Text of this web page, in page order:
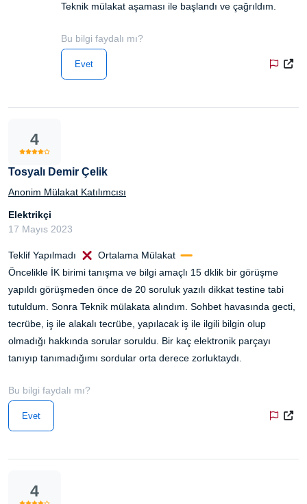
Teknik mülakat aşaması ile başlandı ve çağrıldım.
Bu bilgi faydalı mı?
Evet
4
Tosyalı Demir Çelik
Anonim Mülakat Katılımcısı
Elektrikçi
17 Mayıs 2023
Teklif Yapılmadı
Ortalama Mülakat
Öncelikle İK birimi tanışma ve bilgi amaçlı 15 dklik bir görüşme
yapıldı görüşmeden önce de 20 soruluk yazılı dikkat testine tabi
tutuldum. Sonra Teknik mülakata alındım. Sohbet havasında gecti,
tecrübe, iş ile alakalı tecrübe, yapılacak iş ile ilgili bilgin olup
olmadığı hakkında sorular soruldu. Bir kaç elektronik parçayı
tanıyıp tanımadığımı sordular orta derece zorluktaydı.
Bu bilgi faydalı mı?
Evet
4